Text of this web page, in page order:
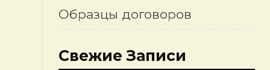
Образцы договоров
Свежие Записи